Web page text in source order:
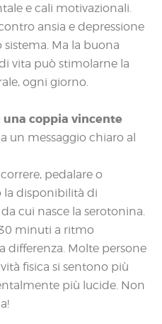
e cali motivazionali.
ansia e depressione
Ma la buona
vita può stimolarne la
ogni giorno.
coppia vincente
un messaggio chiaro al
pedalare o
la disponibilità di
cui nasce la serotonina.
minuti a ritmo
differenza. Molte persone
fisica si sentono più
più lucide. Non